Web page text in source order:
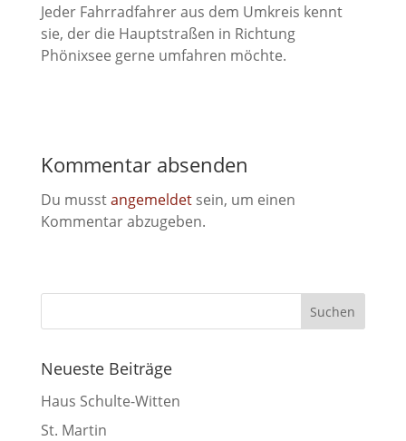
Jeder Fahrradfahrer aus dem Umkreis kennt
sie, der die Hauptstraßen in Richtung
Phönixsee gerne umfahren möchte.
Kommentar absenden
Du musstangemeldetsein, um einen
Kommentar abzugeben.
Neueste Beiträge
Haus Schulte-Witten
St. Martin